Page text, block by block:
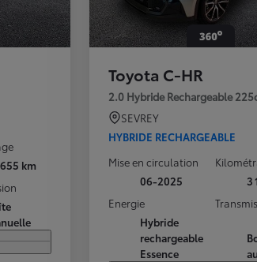
km
Toyota C-HR
2.0 Hybride Rechargeable
SEVREY
HYBRIDE RECHARGEABLE
Mise en circulation
06-2025
3
Energie
Hybride
rechargeable
Essence